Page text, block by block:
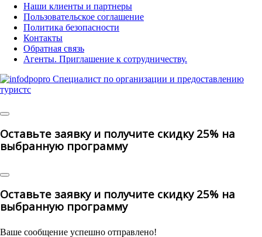
Наши клиенты и партнеры
Пользовательское соглашение
Политика безопасности
Контакты
Обратная связь
Агенты. Приглашение к сотрудничеству.
Оставьте заявку и получите скидку 25% на
выбранную программу
Оставьте заявку и получите скидку 25% на
выбранную программу
Ваше сообщение успешно отправлено!